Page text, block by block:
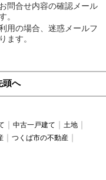
問合せ内容の確認メール
。
用の場合、迷惑メールフ
ます。
頭へ
中古一戸建て
土地
つくば市の不動産